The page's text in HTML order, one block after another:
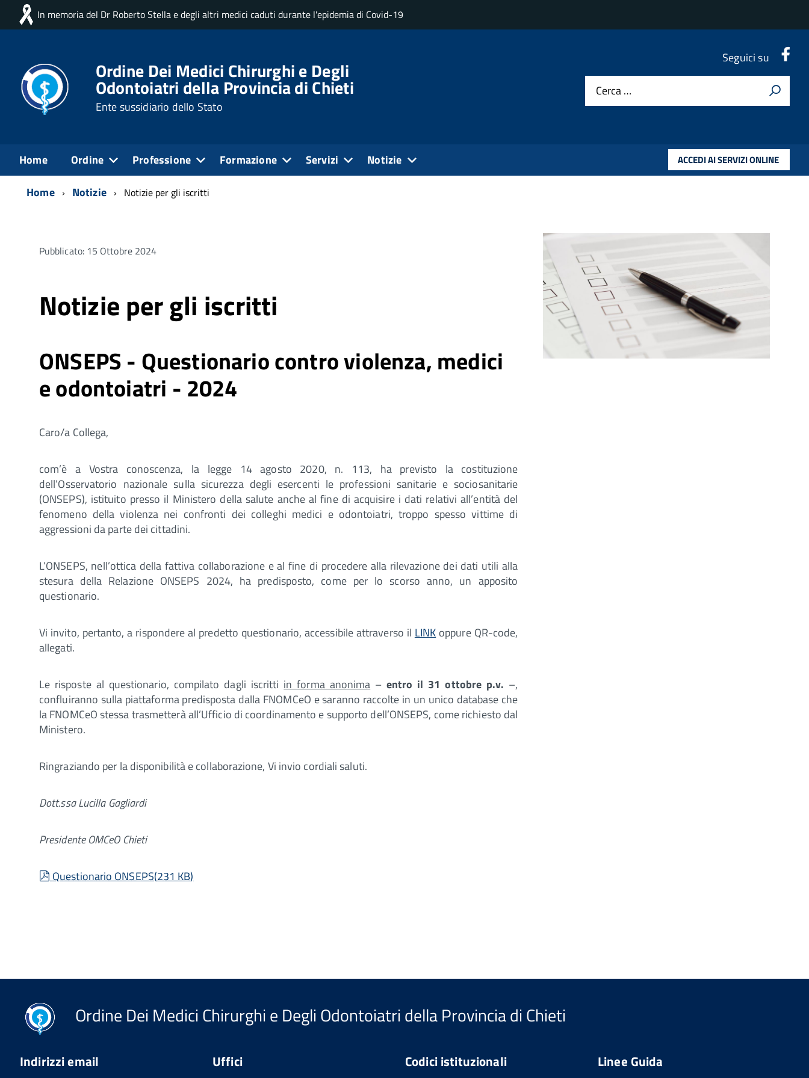
In memoria del Dr Roberto Stella e degli altri medici caduti durante l'epidemia di Covid-19
Ordine Dei Medici Chirurghi e Degli
Odontoiatri della Provincia di Chieti
Ente sussidiario dello Stato
Seguici su .
Cerca …
Home Ordine Professione Formazione Servizi Notizie ACCEDI AI SERVIZI ONLINE
Home Notizie Notizie per gli iscritti
Pubblicato: 15 Ottobre 2024
Notizie per gli iscritti
ONSEPS - Questionario contro violenza, medici
e odontoiatri - 2024
Caro/a Collega,
com’è a Vostra conoscenza, la legge 14 agosto 2020, n. 113, ha previsto la costituzione
dell’Osservatorio nazionale sulla sicurezza degli esercenti le professioni sanitarie e sociosanitarie
(ONSEPS), istituito presso il Ministero della salute anche al fine di acquisire i dati relativi all’entità del
fenomeno della violenza nei confronti dei colleghi medici e odontoiatri, troppo spesso vittime di
aggressioni da parte dei cittadini.
L’ONSEPS, nell’ottica della fattiva collaborazione e al fine di procedere alla rilevazione dei dati utili alla
stesura della Relazione ONSEPS 2024, ha predisposto, come per lo scorso anno, un apposito
questionario.
Vi invito, pertanto, a rispondere al predetto questionario, accessibile attraverso il LINK oppure QR-code,
allegati.
Le risposte al questionario, compilato dagli iscritti in forma anonima –entro il 31 ottobre p.v. –,
confluiranno sulla piattaforma predisposta dalla FNOMCeO e saranno raccolte in un unico database che
la FNOMCeO stessa trasmetterà all’Ufficio di coordinamento e supporto dell’ONSEPS, come richiesto dal
Ministero.
Ringraziando per la disponibilità e collaborazione, Vi invio cordiali saluti.
Dott.ssa Lucilla Gagliardi
Presidente OMCeO Chieti
pdf
Questionario ONSEPS(231 KB)
Ordine Dei Medici Chirurghi e Degli Odontoiatri della Provincia di Chieti
Indirizzi email Uffici Codici istituzionali Linee Guida